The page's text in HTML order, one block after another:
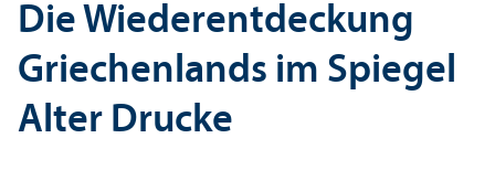
Die Wiederentdeckung
Griechenlands im Spiegel
Alter Drucke